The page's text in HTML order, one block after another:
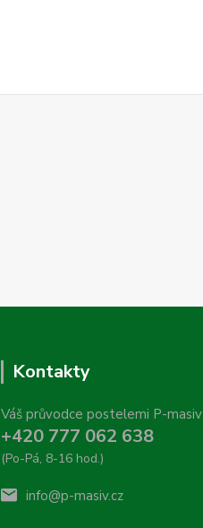
Kontakty
Váš průvodce postelemi P-masiv
+420 777 062 638
(Po-Pá, 8-16 hod.)
info@p-masiv.cz